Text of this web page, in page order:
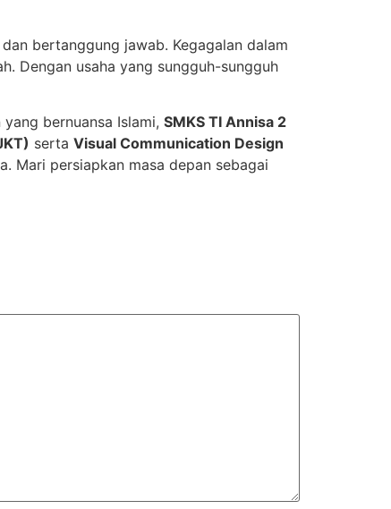
bertanggung jawab. Kegagalan dalam
Dengan usaha yang sungguh-sungguh
bernuansa Islami, SMKS TI Annisa 2
serta Visual Communication Design
Mari persiapkan masa depan sebagai